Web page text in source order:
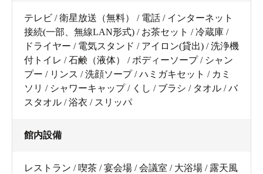
テレビ / 衛星放送（無料） / 電話 / インターネット
接続(一部、無線LAN形式) / お茶セット / 冷蔵庫 /
ドライヤー / 電気スタンド / アイロン(貸出) / 洗浄機
付トイレ / 石鹸（液体） / ボディーソープ / シャン
プー / リンス / 洗顔ソープ / ハミガキセット / カミ
ソリ / シャワーキャップ / くし / ブラシ / タオル / バ
スタオル / 浴衣 / スリッパ
館内設備
レストラン / 喫茶 / 宴会場 / 会議室 / 大浴場 / 露天風